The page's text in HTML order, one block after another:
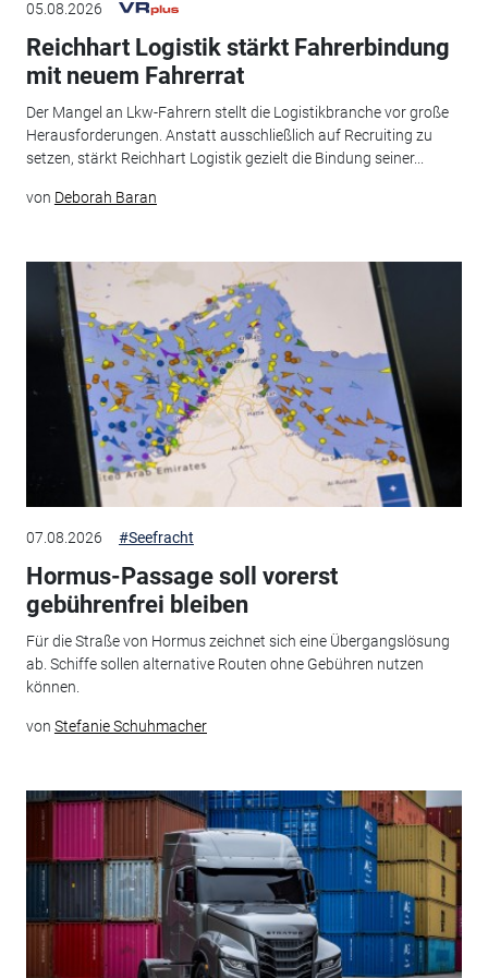
05.08.2026
Reichhart Logistik stärkt Fahrerbindung
mit neuem Fahrerrat
Der Mangel an Lkw-Fahrern stellt die Logistikbranche vor große
Herausforderungen. Anstatt ausschließlich auf Recruiting zu
setzen, stärkt Reichhart Logistik gezielt die Bindung seiner...
von Deborah Baran
07.08.2026 #Seefracht
Hormus-Passage soll vorerst
gebührenfrei bleiben
Für die Straße von Hormus zeichnet sich eine Übergangslösung
ab. Schiffe sollen alternative Routen ohne Gebühren nutzen
können.
von Stefanie Schuhmacher